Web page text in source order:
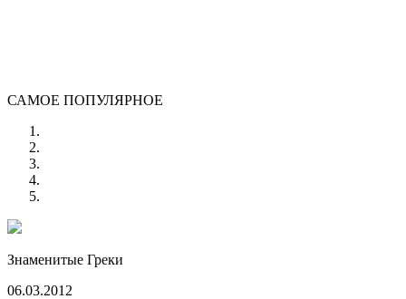
САМОЕ ПОПУЛЯРНОЕ
Знаменитые Греки
06.03.2012